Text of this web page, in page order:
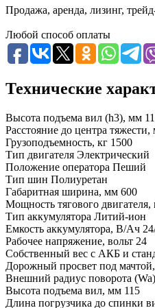
Продажа, аренда, лизинг,
Любой способ оплаты
Технические
Высота подъема вил (h3), мм
Расстояние до центра тяжести,
Грузоподъемность, кг 1500
Тип двигателя Электрический
Положение оператора Пеший
Тип шин Полиуретан
Габаритная ширина, мм 600
Мощность тягового двигателя,
Тип аккумулятора Литий-ион
Емкость аккумулятора, В/Ач
Рабочее напряжение, вольт 24
Собственный вес с АКБ и
Дорожный просвет под
Внешний радиус поворота
Высота подъема вил, мм 115
Длина погрузчика до спинки